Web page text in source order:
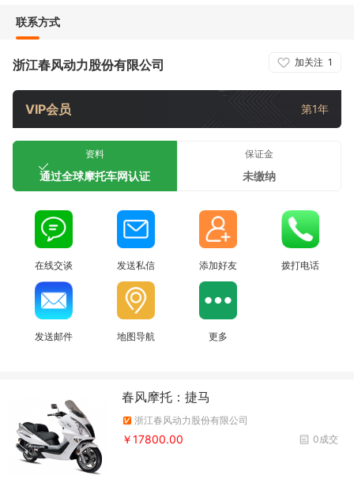
联系方式
加关注 1
浙江春风动力股份有限公司
VIP会员 第1年
资料
通过全球摩托车网认证
保证金
未缴纳
在线交谈 发送私信 添加好友 拨打电话
发送邮件 地图导航 更多
春风摩托：捷马
浙江春风动力股份有限公司
0成交
￥17800.00